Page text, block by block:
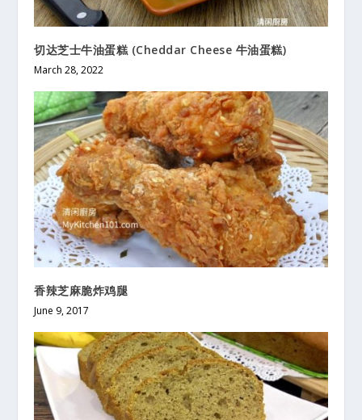
切达芝士牛油蛋糕 (Cheddar Cheese 牛油蛋糕)
March 28, 2022
香辣芝麻脆炸鸡腿
June 9, 2017